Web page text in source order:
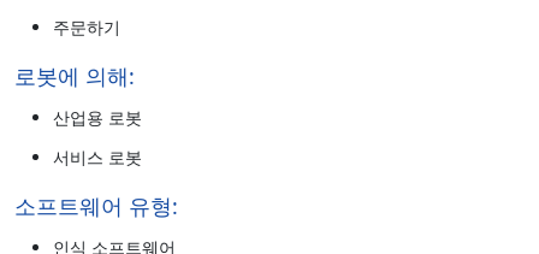
주문하기
로봇에 의해:
산업용 로봇
서비스 로봇
소프트웨어 유형:
인식 소프트웨어